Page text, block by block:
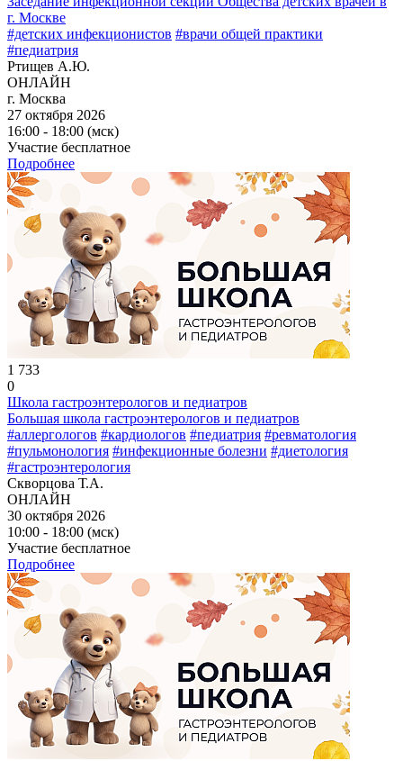
г. Москве
#детских инфекционистов #врачи общей практики
#педиатрия
Ртищев А.Ю.
ОНЛАЙН
г. Москва
27 октября 2026
16:00 - 18:00 (мск)
Участие бесплатное
Подробнее
1 733
0
Школа гастроэнтерологов и педиатров
Большая школа гастроэнтерологов и педиатров
#аллергологов #кардиологов #педиатрия #ревматология
#пульмонология #инфекционные болезни #диетология
#гастроэнтерология
Скворцова Т.А.
ОНЛАЙН
30 октября 2026
10:00 - 18:00 (мск)
Участие бесплатное
Подробнее